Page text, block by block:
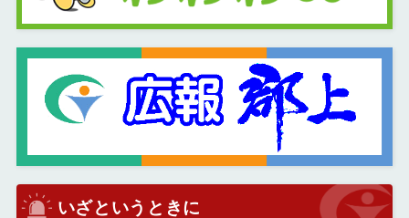
いざというときに